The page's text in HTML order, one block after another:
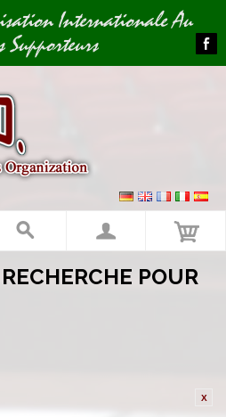
Internationale Au
Supporteurs
POUR